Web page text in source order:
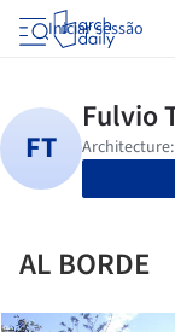
Iniciar sessão
AL BORDE